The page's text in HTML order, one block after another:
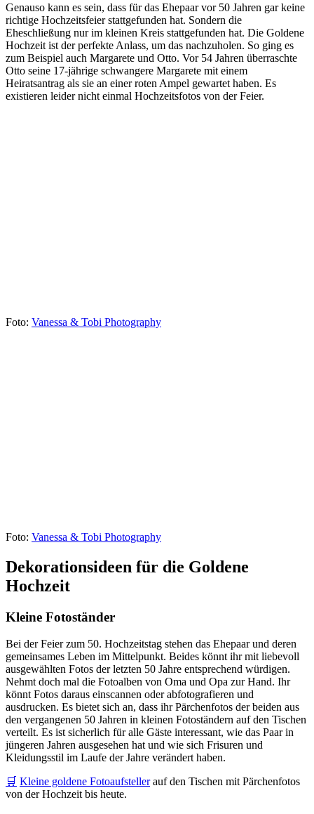
Genauso kann es sein, dass für das Ehepaar vor 50 Jahren gar keine
richtige Hochzeitsfeier stattgefunden hat. Sondern die
Eheschließung nur im kleinen Kreis stattgefunden hat. Die Goldene
Hochzeit ist der perfekte Anlass, um das nachzuholen. So ging es
zum Beispiel auch Margarete und Otto. Vor 54 Jahren überraschte
Otto seine 17-jährige schwangere Margarete mit einem
Heiratsantrag als sie an einer roten Ampel gewartet haben. Es
existieren leider nicht einmal Hochzeitsfotos von der Feier.
Foto: Vanessa & Tobi Photography
Foto: Vanessa & Tobi Photography
Dekorationsideen für die Goldene
Hochzeit
Kleine Fotoständer
Bei der Feier zum 50. Hochzeitstag stehen das Ehepaar und deren
gemeinsames Leben im Mittelpunkt. Beides könnt ihr mit liebevoll
ausgewählten Fotos der letzten 50 Jahre entsprechend würdigen.
Nehmt doch mal die Fotoalben von Oma und Opa zur Hand. Ihr
könnt Fotos daraus einscannen oder abfotografieren und
ausdrucken. Es bietet sich an, dass ihr Pärchenfotos der beiden aus
den vergangenen 50 Jahren in kleinen Fotoständern auf den Tischen
verteilt. Es ist sicherlich für alle Gäste interessant, wie das Paar in
jüngeren Jahren ausgesehen hat und wie sich Frisuren und
Kleidungsstil im Laufe der Jahre verändert haben.
🛒 Kleine goldene Fotoaufstellerauf den Tischen mit Pärchenfotos
von der Hochzeit bis heute.